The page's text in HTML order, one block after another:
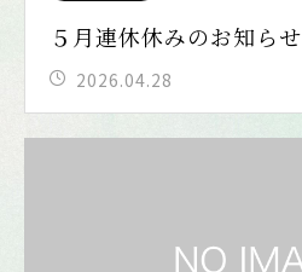
５月連休休みのお知らせ
2026.04.28